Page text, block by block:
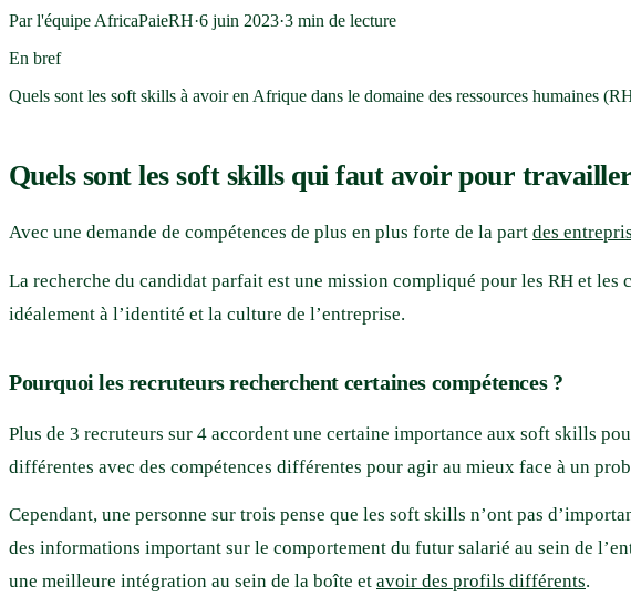
Par l'équipe AfricaPaieRH·6 juin 2023·3 min de lecture
En bref
Quels sont les soft skills à avoir en Afrique dans le domaine des ressources humaines
Quels sont les soft skills qui faut avoir pour
Avec une demande de compétences de plus en plus forte de la part des
La recherche du candidat parfait est une mission compliqué pour les RH et les
idéalement à l’identité et la culture de l’entreprise.
Pourquoi les recruteurs recherchent certaines compétences ?
Plus de 3 recruteurs sur 4 accordent une certaine importance aux soft skills
différentes avec des compétences différentes pour agir au mieux face à un
Cependant, une personne sur trois pense que les soft skills n’ont pas
des informations important sur le comportement du futur salarié au sein de
une meilleure intégration au sein de la boîte et avoir des profils différents.